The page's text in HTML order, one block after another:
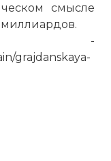
смысле
миллиардов.
-
grajdanskaya-